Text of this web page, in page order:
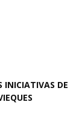
INICIATIVAS DE